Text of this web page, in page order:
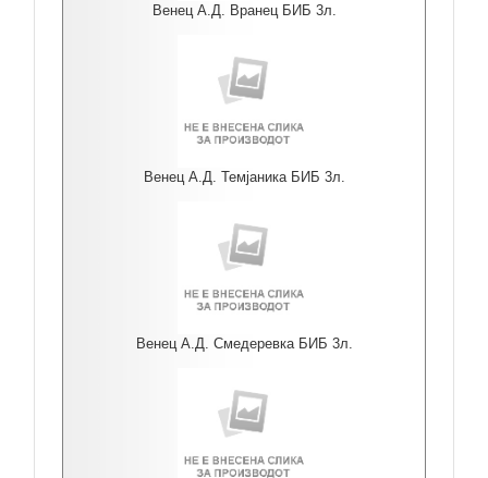
Венец А.Д. Вранец БИБ 3л.
Венец А.Д. Темјаника БИБ 3л.
Венец А.Д. Смедеревка БИБ 3л.